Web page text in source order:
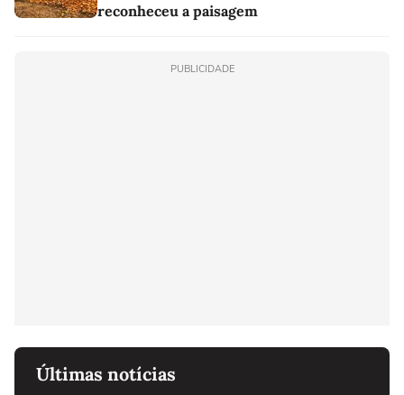
reconheceu a paisagem
PUBLICIDADE
Últimas notícias